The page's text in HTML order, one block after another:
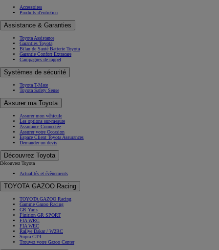
Accessoires
Produits d'entretien
Assistance & Garanties
Toyota Assistance
Garanties Toyota
Bilan de Santé Batterie Toyota
Garantie Confort Extracare
Campagnes de rappel
Systèmes de sécurité
Toyota T-Mate
Toyota Safety Sense
Assurer ma Toyota
Assurer mon véhicule
Les options sur-mesure
Assurance Connectée
Assurer votre Occasion
Espace Client Toyota Assurances
Demander un devis
Découvrez Toyota
Découvrez Toyota
Actualités et évènements
TOYOTA GAZOO Racing
TOYOTA GAZOO Racing
Gamme Gazoo Racing
GR Yaris
Finition GR SPORT
FIA WRC
FIA WEC
Rallye Dakar / W2RC
Supra GT4
Trouvez votre Gazoo Center